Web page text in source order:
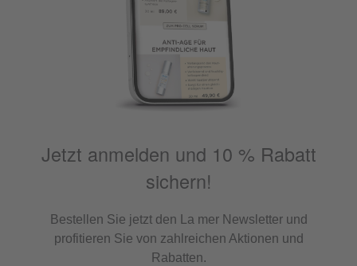
Jetzt anmelden und 10 % Rabatt
sichern!
Bestellen Sie jetzt den La mer Newsletter und
profitieren Sie von zahlreichen Aktionen und
Rabatten.